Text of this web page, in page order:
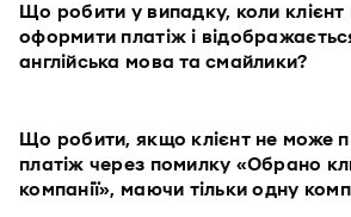
Що робити у випадку, коли клієнт
оформити платіж і
англійська мова та смайлики?
Що робити, якщо клієнт не може
платіж через помилку «Обрано
компанії», маючи тільки одну